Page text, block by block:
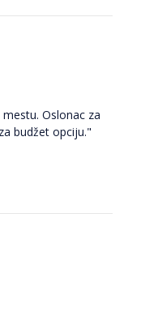
Oslonac za
budžet opciju."